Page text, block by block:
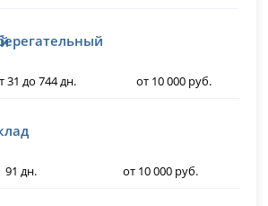
31 до 744 дн. от 10 000 руб.
91 дн. от 10 000 руб.